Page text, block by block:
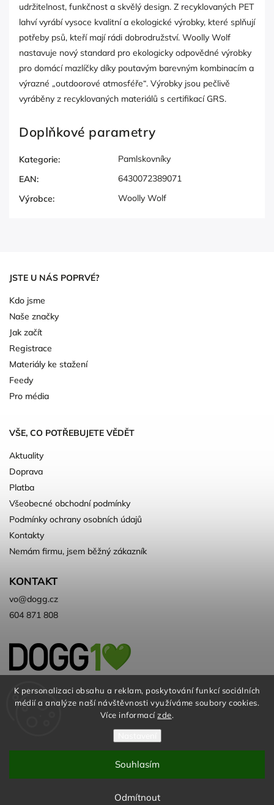
K personalizaci obsahu a reklam, poskytování funkcí sociálních
médií a analýze naší návštěvnosti využíváme soubory cookies.
Více informacízde.
Odmítnout
Souhlasím
udržitelnost, funkčnost a skvělý design. Z recyklovaných PET
lahví vyrábí vysoce kvalitní a ekologické výrobky, které splňují
potřeby psů, kteří mají rádi dobrodružství. Woolly Wolf
nastavuje nový standard pro ekologicky odpovědné výrobky
pro domácí mazlíčky díky poutavým barevným kombinacím a
výrazné „outdoorové atmosféře“. Výrobky jsou pečlivě
vyráběny z recyklovaných materiálů s certifikací GRS.
Doplňkové parametry
Kategorie:
Pamlskovníky
EAN:
6430072389071
Výrobce: Woolly Wolf
JSTE U NÁS POPRVÉ?
Kdo jsme
Naše značky
Jak začít
Registrace
Materiály ke stažení
Feedy
Pro média
VŠE, CO POTŘEBUJETE VĚDĚT
Aktuality
Doprava
Platba
Všeobecné obchodní podmínky
Podmínky ochrany osobních údajů
Kontakty
Nemám firmu, jsem běžný zákazník
KONTAKT
vo@dogg.cz
604 871 808
Velkoobchod kvalitních a ♻️eko
chovatelských potřeb. Už 10 let